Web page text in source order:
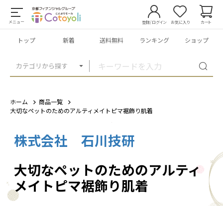
メニュー
カテゴリから探す
登録/ログイン お気に入り カート
トップ 新着 送料無料 ランキング ショップ
ホーム
商品一覧
大切なペットのためのアルティメイトピマ裾飾り肌着
株式会社 石川技研
大切なペットのためのアルティ
メイトピマ裾飾り肌着